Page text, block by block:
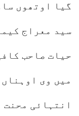
گیا اوتھوں
سید معراج
حیات صاحب
میں وی
انتہائی محنت